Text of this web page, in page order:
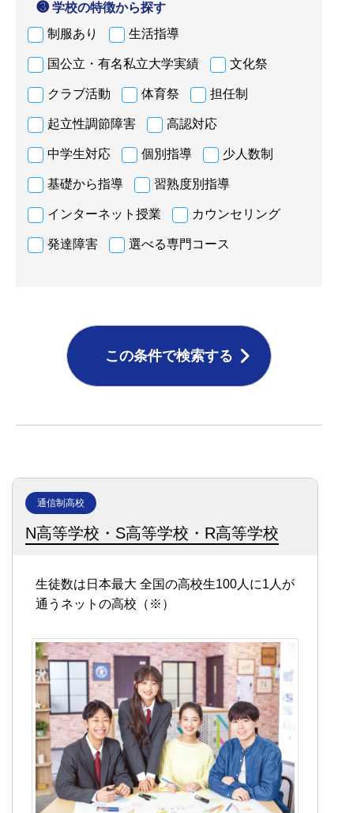
❸ 学校の特徴から探す
制服あり
生活指導
国公立・有名私立大学実績 文化祭
クラブ活動 体育祭 担任制
起立性調節障害 高認対応
中学生対応 個別指導 少人数制
基礎から指導 習熟度別指導
インターネット授業 カウンセリング
発達障害 選べる専門コース
この条件で検索する
通信制高校
N高等学校・S高等学校・R高等学校
生徒数は日本最大 全国の高校生100人に1人が
通うネットの高校（※）